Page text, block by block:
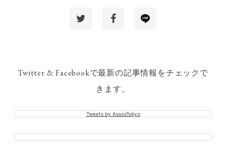
Twitter & Facebookで最新の記事情報をチェックで
きます。
Tweets by AssosTokyo